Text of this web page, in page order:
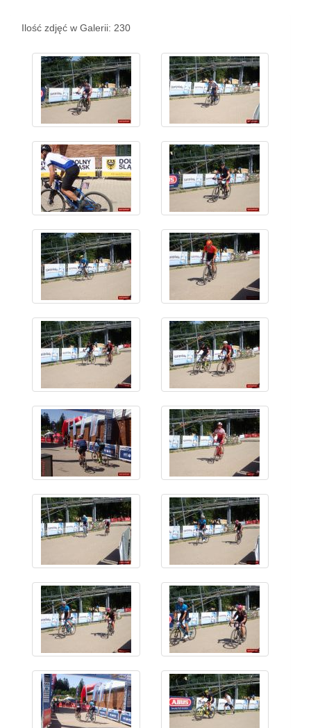
Ilość zdjęć w Galerii: 230